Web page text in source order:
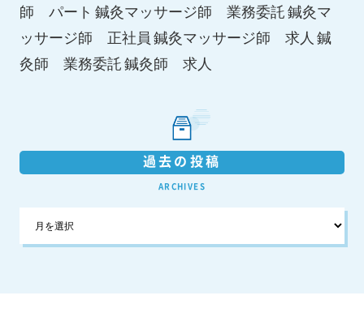
師 パート 鍼灸マッサージ師 業務委託鍼灸マ
ッサージ師 正社員 鍼灸マッサージ師 求人 鍼
灸師 業務委託鍼灸師 求人
過去の投稿
ARCHIVES